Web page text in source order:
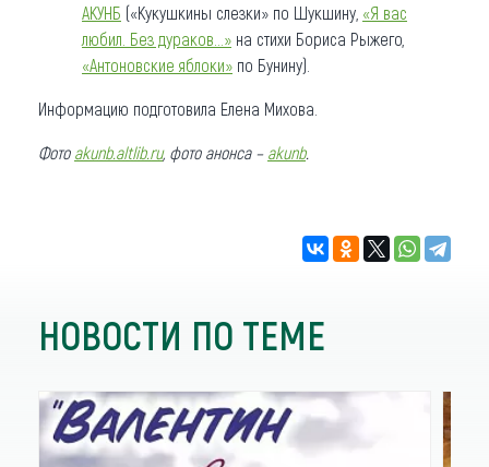
АКУНБ («Кукушкины слезки» по Шукшину, «Я вас
любил. Без дураков…» на стихи Бориса Рыжего,
«Антоновские яблоки» по Бунину).
Информацию подготовила Елена Михова.
Фото akunb.altlib.ru, фото анонса – akunb.
НОВОСТИ ПО ТЕМЕ